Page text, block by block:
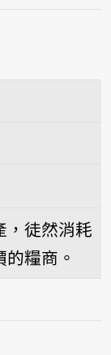
讀bé-tsú/
，徒然消耗
糧商。